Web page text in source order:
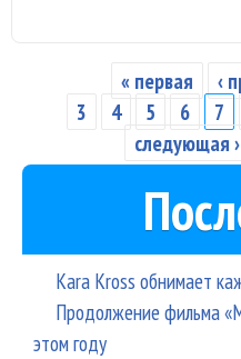
Страницы
« первая ‹
3
4 5 6 7
следующая ›
Kara Kross обнимает
Продолжение фильма
этом году